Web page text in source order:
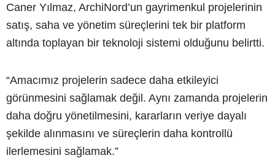
Caner Yılmaz, ArchiNord’un gayrimenkul projelerinin
satış, saha ve yönetim süreçlerini tek bir platform
altında toplayan bir teknoloji sistemi olduğunu belirtti.
“Amacımız projelerin sadece daha etkileyici
görünmesini sağlamak değil. Aynı zamanda projelerin
daha doğru yönetilmesini, kararların veriye dayalı
şekilde alınmasını ve süreçlerin daha kontrollü
ilerlemesini sağlamak.”